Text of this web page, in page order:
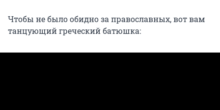
Чтобы не было обидно за православных, вот вам
танцующий греческий батюшка: